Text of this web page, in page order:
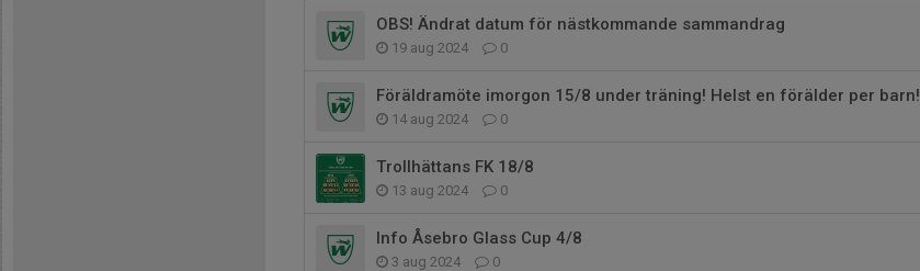
OBS! Ändrat datum för nästkommande sammandrag
19 aug 2024 0
Föräldramöte imorgon 15/8 under träning! Helst en förälder per barn!
14 aug 2024 0
Trollhättans FK 18/8
13 aug 2024 0
Info Åsebro Glass Cup 4/8
3 aug 2024 0